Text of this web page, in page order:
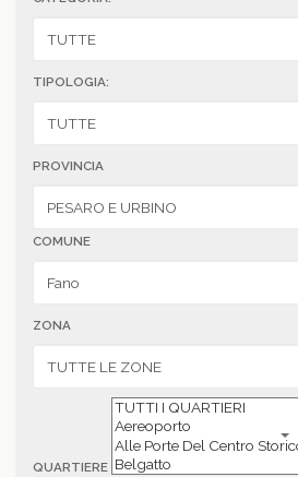
TIPOLOGIA:
PROVINCIA
COMUNE
ZONA
QUARTIERE